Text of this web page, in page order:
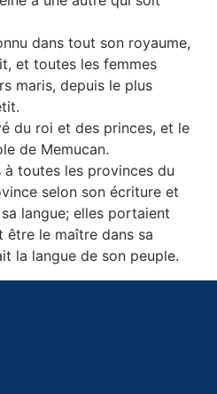
dans tout son royaume,
et toutes les femmes
maris, depuis le plus
du roi et des princes, et le
de Memucan.
toutes les provinces du
selon son écriture et
langue; elles portaient
le maître dans sa
la langue de son peuple.